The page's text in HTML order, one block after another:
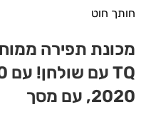
חותך חוט
2020, עם מסך